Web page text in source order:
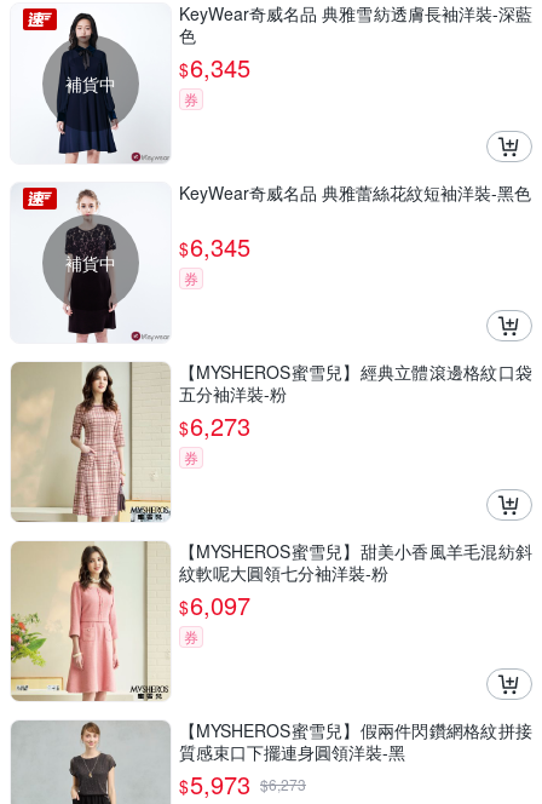
補貨中
KeyWear奇威名品 典雅雪紡透膚長袖洋裝-深藍
色
$6,345
券
補貨中
KeyWear奇威名品 典雅蕾絲花紋短袖洋裝-黑色
$6,345
券
【MYSHEROS蜜雪兒】經典立體滾邊格紋口袋
五分袖洋裝-粉
$6,273
券
【MYSHEROS蜜雪兒】甜美小香風羊毛混紡斜
紋軟呢大圓領七分袖洋裝-粉
$6,097
券
【MYSHEROS蜜雪兒】假兩件閃鑽網格紋拼接
質感束口下擺連身圓領洋裝-黑
$5,973 $6,273